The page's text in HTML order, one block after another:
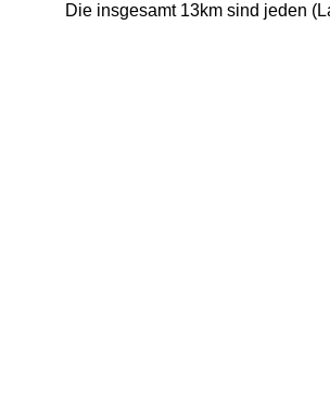
Die insgesamt 13km sind jeden